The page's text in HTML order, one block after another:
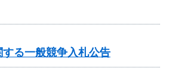
る一般競争入札公告